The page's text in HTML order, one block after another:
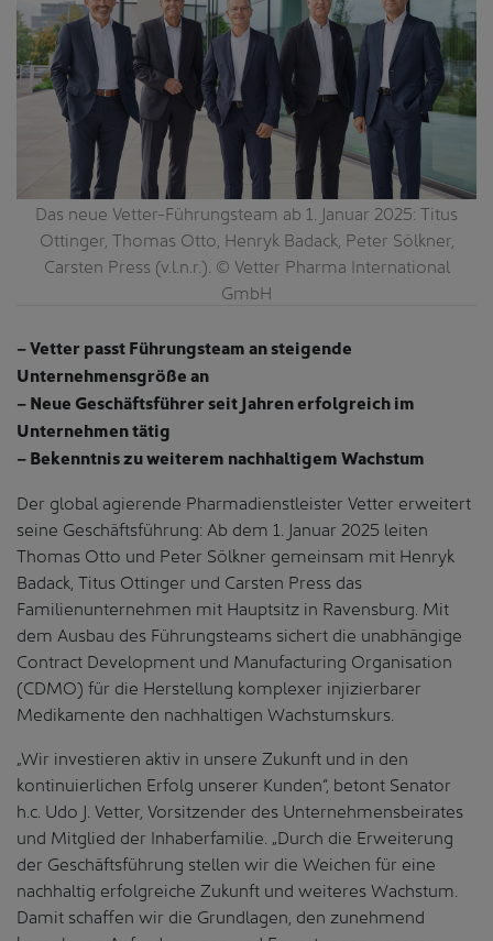
Das neue Vetter-Führungsteam ab 1. Januar 2025: Titus
Ottinger, Thomas Otto, Henryk Badack, Peter Sölkner,
Carsten Press (v.l.n.r.). © Vetter Pharma International
GmbH
– Vetter passt Führungsteam an steigende
Unternehmensgröße an
– Neue Geschäftsführer seit Jahren erfolgreich im
Unternehmen tätig
– Bekenntnis zu weiterem nachhaltigem Wachstum
Der global agierende Pharmadienstleister Vetter erweitert
seine Geschäftsführung: Ab dem 1. Januar 2025 leiten
Thomas Otto und Peter Sölkner gemeinsam mit Henryk
Badack, Titus Ottinger und Carsten Press das
Familienunternehmen mit Hauptsitz in Ravensburg. Mit
dem Ausbau des Führungsteams sichert die unabhängige
Contract Development und Manufacturing Organisation
(CDMO) für die Herstellung komplexer injizierbarer
Medikamente den nachhaltigen Wachstumskurs.
„Wir investieren aktiv in unsere Zukunft und in den
kontinuierlichen Erfolg unserer Kunden“, betont Senator
h.c. Udo J. Vetter, Vorsitzender des Unternehmensbeirates
und Mitglied der Inhaberfamilie. „Durch die Erweiterung
der Geschäftsführung stellen wir die Weichen für eine
nachhaltig erfolgreiche Zukunft und weiteres Wachstum.
Damit schaffen wir die Grundlagen, den zunehmend